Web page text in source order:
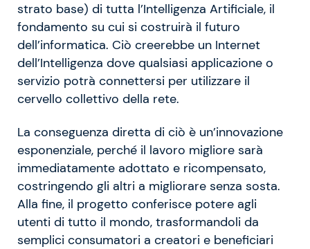
strato base) di tutta l’Intelligenza Artificiale, il
fondamento su cui si costruirà il futuro
dell’informatica. Ciò creerebbe un Internet
dell’Intelligenza dove qualsiasi applicazione o
servizio potrà connettersi per utilizzare il
cervello collettivo della rete.
La conseguenza diretta di ciò è un’innovazione
esponenziale, perché il lavoro migliore sarà
immediatamente adottato e ricompensato,
costringendo gli altri a migliorare senza sosta.
Alla fine, il progetto conferisce potere agli
utenti di tutto il mondo, trasformandoli da
semplici consumatori a creatori e beneficiari